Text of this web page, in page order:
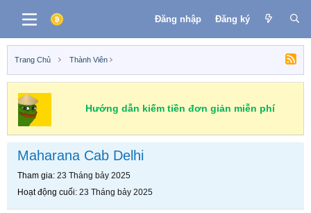
Đăng nhập Đăng ký
Trang Chủ Thành Viên
Hướng dẫn kiếm tiền đơn giản miễn phí
Maharana Cab Delhi
Tham gia 23 Tháng bảy 2025
Hoạt động cuối 23 Tháng bảy 2025